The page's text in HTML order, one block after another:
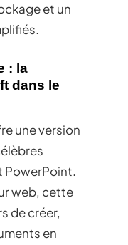
et un
: la
dans le
une version
PowerPoint.
web, cette
de créer,
en